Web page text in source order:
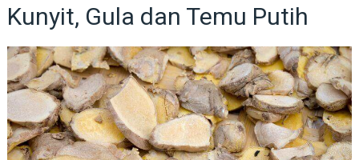
Kunyit, Gula dan Temu Putih